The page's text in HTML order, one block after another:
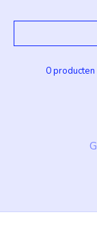
0 producten